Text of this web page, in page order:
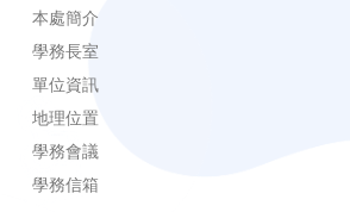
本處簡介
學務長室
單位資訊
地理位置
學務會議
學務信箱